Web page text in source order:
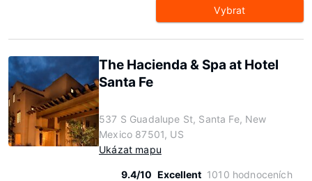
Vybrat
The Hacienda & Spa at Hotel
Santa Fe
537 S Guadalupe St, Santa Fe, New
Mexico 87501, US
Ukázat mapu
9.4/10 Excellent 1010 hodnoceních